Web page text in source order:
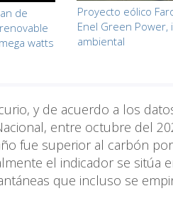
de
watts
Proyecto eólico
Enel Green Power,
ambiental
y de acuerdo a los
entre octubre del
fue superior al carbón
el indicador se sitúa
que incluso se